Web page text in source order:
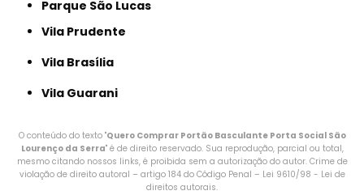
Parque São Lucas
Vila Prudente
Vila Brasília
Vila Guarani
O conteúdo do texto "Quero Comprar Portão Basculante Porta Social São
Lourenço da Serra" é de direito reservado. Sua reprodução, parcial ou total,
mesmo citando nossos links, é proibida sem a autorização do autor. Crime de
violação de direito autoral – artigo 184 do Código Penal – Lei 9610/98 - Lei de
direitos autorais.